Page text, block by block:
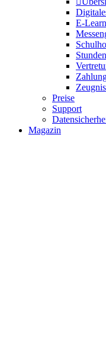
E-
Preise
Support
Magazin